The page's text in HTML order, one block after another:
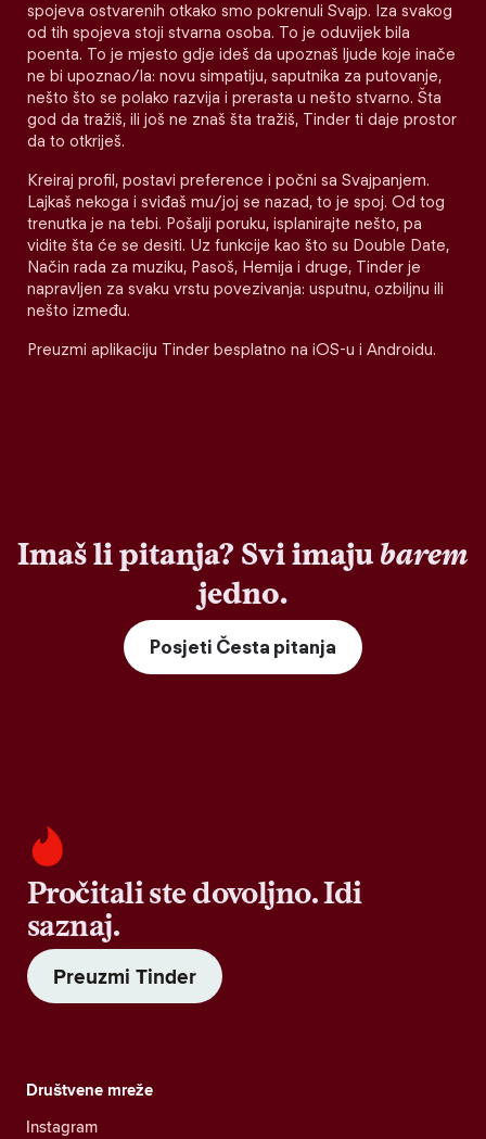
spojeva ostvarenih otkako smo pokrenuli Svajp. Iza svakog
od tih spojeva stoji stvarna osoba. To je oduvijek bila
poenta. To je mjesto gdje ideš da upoznaš ljude koje inače
ne bi upoznao/la: novu simpatiju, saputnika za putovanje,
nešto što se polako razvija i prerasta u nešto stvarno. Šta
god da tražiš, ili još ne znaš šta tražiš, Tinder ti daje prostor
da to otkriješ.
Kreiraj profil, postavi preference i počni sa Svajpanjem.
Lajkaš nekoga i sviđaš mu/joj se nazad, to je spoj. Od tog
trenutka je na tebi. Pošalji poruku, isplanirajte nešto, pa
vidite šta će se desiti. Uz funkcije kao što su Double Date,
Način rada za muziku, Pasoš, Hemija i druge, Tinder je
napravljen za svaku vrstu povezivanja: usputnu, ozbiljnu ili
nešto između.
Preuzmi aplikaciju Tinder besplatno na iOS-u i Androidu.
Imaš li pitanja? Svi imaju barem
jedno.
Posjeti Česta pitanja
Pročitali ste dovoljno. Idi
saznaj.
Preuzmi Tinder
Društvene mreže
Instagram